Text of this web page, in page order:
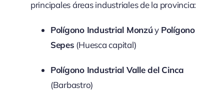
principales áreas industriales de la provincia:
Polígono Industrial Monzúy Polígono
Sepes (Huesca capital)
Polígono Industrial Valle del Cinca
(Barbastro)